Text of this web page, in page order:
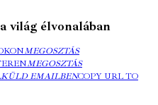
világ élvonalában
MEGOSZTÁS
MEGOSZTÁS
EMAILBENCOPY URL TO